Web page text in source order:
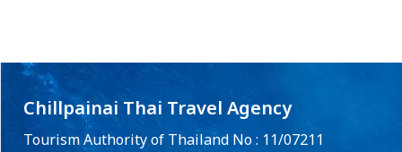
Chillpainai Thai Travel Agency
Tourism Authority of Thailand No : 11/07211